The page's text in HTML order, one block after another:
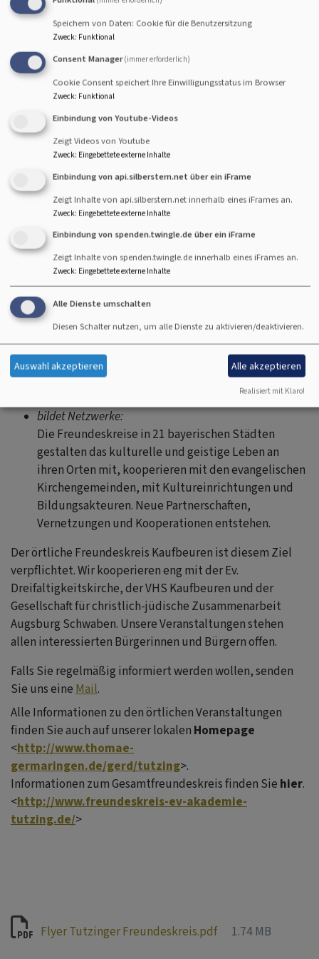
stärkt die Zivilgesellschaft:
Die Angebote der örtlichen Freundeskreise sind das
Ergebnis eines beispielgebenden ehrenamtlichen
Einsatzes der Mitglieder. Die Aktivitäten der
Freundeskreise laden ein zu Teilhabe und
Engagement, sie sind Ausdruck einer starken
Bürgergesellschaft;
pflegt Freundschaften:
Die Mitglieder des Freundeskreises treffen sich zu
Vorträgen und Diskussionen, zu kulturellen
Veranstaltungen, Reisen und geselligen Abenden.
Gemeinsam Erlebtes und Erreichtes verbindet,
bereichernde Freundschaften entstehen und
werden gelebt;
schafft Nähe:
Zur Evangelischen Akademie Tutzing durch frühe
Information seiner Mitglieder. Der Freundeskreis
entwickelt einen kurzen Draht zu Orten und
Menschen, die die Gesellschaft prägen. Er bietet
seinen Mitgliedern evangelisch-christliche
bildet Netzwerke:
Die Freundeskreise in 21 bayerischen Städten
gestalten das kulturelle und geistige Leben an
ihren Orten mit, kooperieren mit den evangelischen
Kirchengemeinden, mit Kultureinrichtungen und
Bildungsakteuren. Neue Partnerschaften,
Vernetzungen und Kooperationen entstehen.
Der örtliche Freundeskreis Kaufbeuren ist diesem Ziel
verpflichtet. Wir kooperieren eng mit der Ev.
Dreifaltigkeitskirche, der VHS Kaufbeuren und der
Gesellschaft für christlich-jüdische Zusammenarbeit
Augsburg Schwaben. Unsere Veranstaltungen stehen
allen interessierten Bürgerinnen und Bürgern offen.
Falls Sie regelmäßig informiert werden wollen, senden
Sie uns eine Mail.
Alle Informationen zu den örtlichen Veranstaltungen
finden Sie auch auf unserer lokalen Homepage
<http://www.thomae-
germaringen.de/gerd/tutzing>.
Informationen zum Gesamtfreundeskreis finden Sie hier.
<http://www.freundeskreis-ev-akademie-
tutzing.de/>
Flyer Tutzinger Freundeskreis.pdf 1.74 MB
Speichern von Daten: Cookie für die Benutzersitzung
Zweck: Funktional
Consent Manager (immer erforderlich)
Cookie Consent speichert Ihre Einwilligungsstatus im Browser
Zweck: Funktional
Einbindung von Youtube-Videos
Zeigt Videos von Youtube
Zweck: Eingebettete externe Inhalte
Einbindung von api.silberstern.net über ein iFrame
Zeigt Inhalte von api.silberstern.net innerhalb eines iFrames an.
Zweck: Eingebettete externe Inhalte
Einbindung von spenden.twingle.de über ein iFrame
Zeigt Inhalte von spenden.twingle.de innerhalb eines iFrames an.
Zweck: Eingebettete externe Inhalte
Alle Dienste umschalten
Diesen Schalter nutzen, um alle Dienste zu aktivieren/deaktivieren.
Auswahl akzeptieren Alle akzeptieren
Realisiert mit Klaro!